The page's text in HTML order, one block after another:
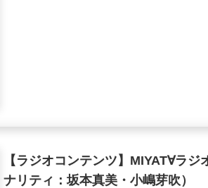
【ラジオコンテンツ】MIYAT∀ラジ
ナリティ：坂本真美・小嶋芽吹）